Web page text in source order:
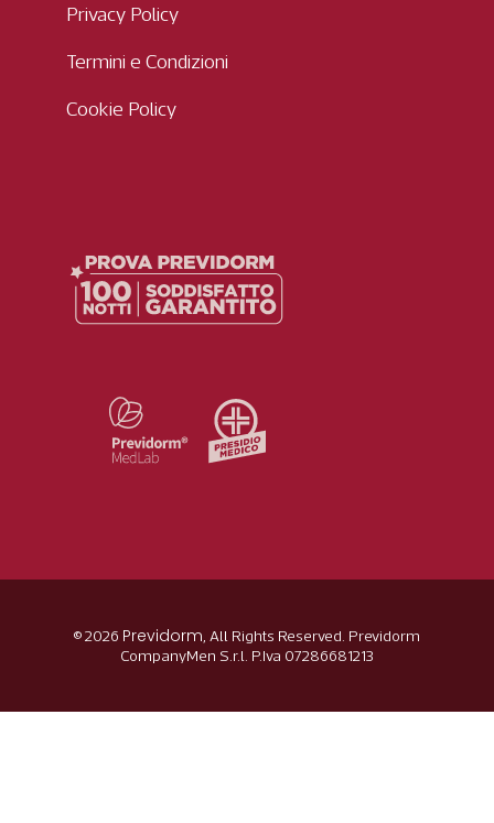
Privacy Policy
Termini e Condizioni
Cookie Policy
© 2026 Previdorm , All Rights Reserved. Previdorm
CompanyMen S.r.l. P.Iva 07286681213